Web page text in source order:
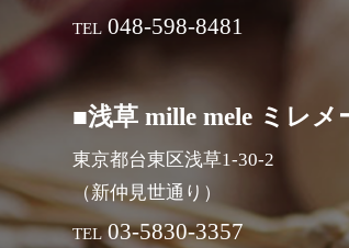
TEL 048-598-8481
■浅草 mille mele ミレメ
東京都台東区浅草1-30-2
（新仲見世通り）
TEL 03-5830-3357